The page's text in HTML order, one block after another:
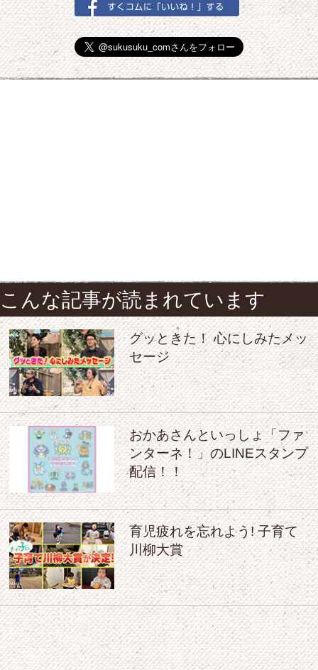
こんな記事が読まれています
グッときた！ 心にしみたメッ
セージ
おかあさんといっしょ「ファ
ンターネ！」のLINEスタンプ
配信！！
育児疲れを忘れよう! 子育て
川柳大賞